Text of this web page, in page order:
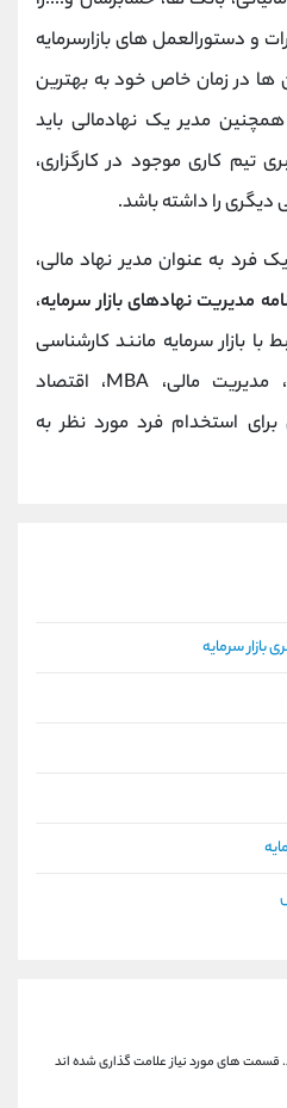
و دستورالعمل های بازارسرمایه
ها در زمان خاص خود به بهترین
مدیر یک نهادمالی باید
تیم کاری موجود در کارگزاری،
دیگری را داشته باشد.
فرد به عنوان مدیر نهاد مالی،
مدیریت نهادهای بازار سرمایه،
بازار سرمایه مانند کارشناسی
ارشد رشته های حسابداری، مدیریت مالی، MBA، اقتصاد
استخدام فرد مورد نظر به
سرمایه
قسمت های مورد نیاز علامت گذاری شده اند